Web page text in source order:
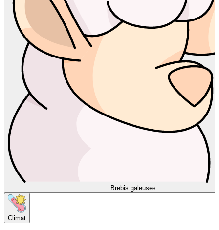
Brebis galeuses
Climat